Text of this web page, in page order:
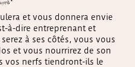
et vous donnera envie
à-dire entreprenant et
à ses côtés, vous vous
et vous nourrirez de son
vos nerfs tiendront-ils le